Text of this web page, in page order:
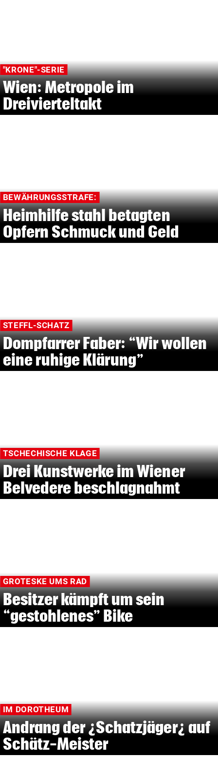
"KRONE"-SERIE
Wien: Metropole im
Dreivierteltakt
BEWÄHRUNGSSTRAFE:
Heimhilfe stahl betagten
Opfern Schmuck und Geld
STEFFL-SCHATZ
Dompfarrer Faber: “Wir wollen
eine ruhige Klärung”
TSCHECHISCHE KLAGE
Drei Kunstwerke im Wiener
Belvedere beschlagnahmt
GROTESKE UMS RAD
Besitzer kämpft um sein
“gestohlenes” Bike
IM DOROTHEUM
Andrang der ¿Schatzjäger¿ auf
Schätz-Meister